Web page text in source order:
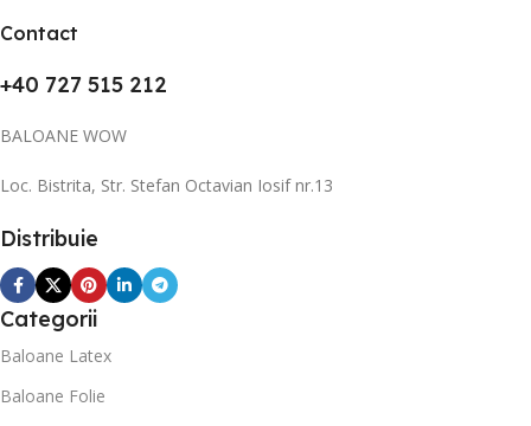
Contact
+40 727 515 212
BALOANE WOW
Loc. Bistrita, Str. Stefan Octavian Iosif nr.13
Distribuie
Categorii
Baloane Latex
Baloane Folie